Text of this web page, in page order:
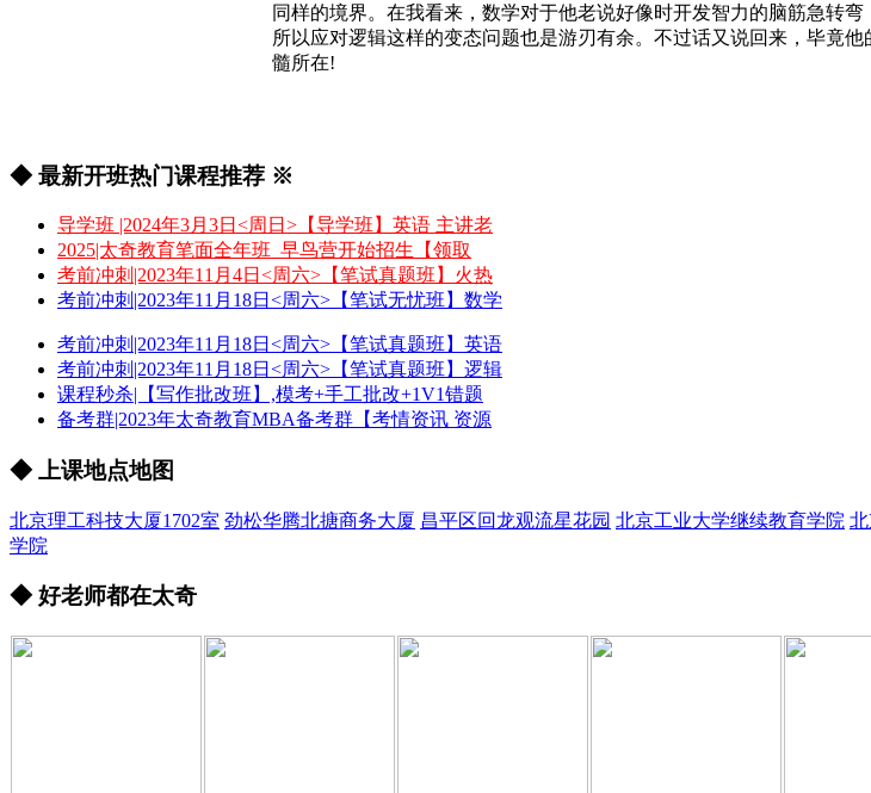
同样的境界。在我看来，数学对于他老说好像时开发智力的脑筋急转
所以应对逻辑这样的变态问题也是游刃有余。不过话又说回来，毕竟
髓所在!
◆ 最新开班热门课程推荐 ※
导学班 |2024年3月3日<周日>【导学班】英语 主讲老
2025|太奇教育笔面全年班_早鸟营开始招生【领取
考前冲刺|2023年11月4日<周六>【笔试真题班】火热
考前冲刺|2023年11月18日<周六>【笔试无忧班】数学
考前冲刺|2023年11月18日<周六>【笔试真题班】英语
考前冲刺|2023年11月18日<周六>【笔试真题班】逻辑
课程秒杀|【写作批改班】,模考+手工批改+1V1错题
备考群|2023年太奇教育MBA备考群【考情资讯 资源
◆ 上课地点地图
北京理工科技大厦1702室 劲松华腾北搪商务大厦 昌平区回龙观流星花园 北京工业大学继续教育学院
学院
◆ 好老师都在太奇